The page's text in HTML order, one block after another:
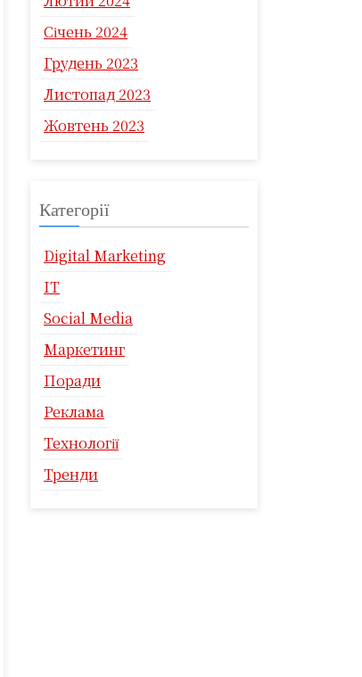
Січень 2024
Грудень 2023
Листопад 2023
Жовтень 2023
Категорії
Digital Marketing
IT
Social Media
Маркетинг
Поради
Реклама
Технології
Тренди